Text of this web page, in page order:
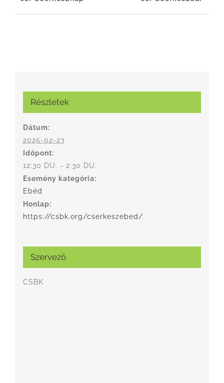
Részletek
Dátum:
2025-02-23
Időpont:
12:30 DU. - 2:30 DU.
Esemény kategória:
Ebéd
Honlap:
https://csbk.org/cserkeszebed/
Szervező
CSBK